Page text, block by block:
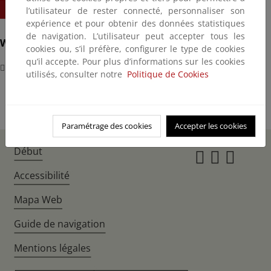
15/06/2025
19:30
Where?
VIDEOCONFERENCIA
l’utilisateur de rester connecté, personnaliser son
expérience et pour obtenir des données statistiques
de navigation. L’utilisateur peut accepter tous les
cookies ou, s’il préfère, configurer le type de cookies
qu’il accepte. Pour plus d’informations sur les cookies
utilisés, consulter notre Politique de Cookies
Paramétrage des cookies Accepter les cookies
Début
Accessibilité
Mapa Web
Guide de navigation
Mentions légales